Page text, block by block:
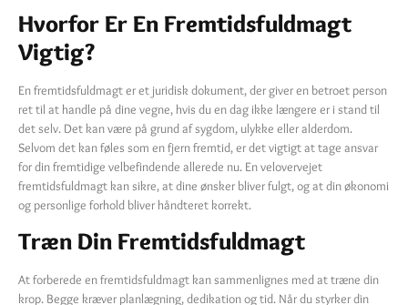
Hvorfor Er En Fremtidsfuldmagt
Vigtig?
En fremtidsfuldmagt er et juridisk dokument, der giver en betroet person
ret til at handle på dine vegne, hvis du en dag ikke længere er i stand til
det selv. Det kan være på grund af sygdom, ulykke eller alderdom.
Selvom det kan føles som en fjern fremtid, er det vigtigt at tage ansvar
for din fremtidige velbefindende allerede nu. En velovervejet
fremtidsfuldmagt kan sikre, at dine ønsker bliver fulgt, og at din økonomi
og personlige forhold bliver håndteret korrekt.
Træn Din Fremtidsfuldmagt
At forberede en fremtidsfuldmagt kan sammenlignes med at træne din
krop. Begge kræver planlægning, dedikation og tid. Når du styrker din